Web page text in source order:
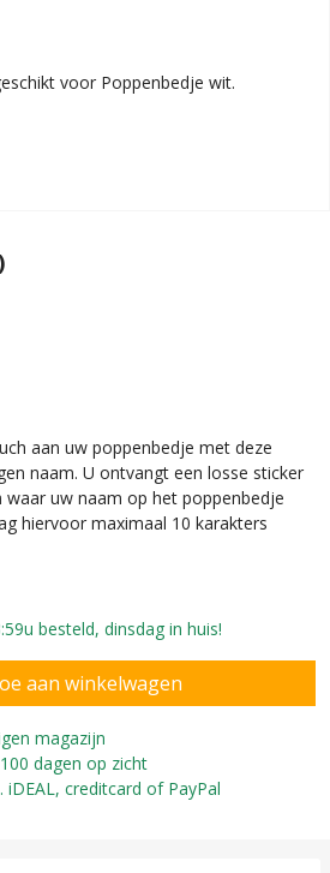
voor Poppenbedje wit.
aan uw poppenbedje met deze
naam. U ontvangt een losse sticker
waar uw naam op het poppenbedje
hiervoor maximaal 10 karakters
besteld, dinsdag in huis!
magazijn
dagen op zicht
iDEAL, creditcard of PayPal